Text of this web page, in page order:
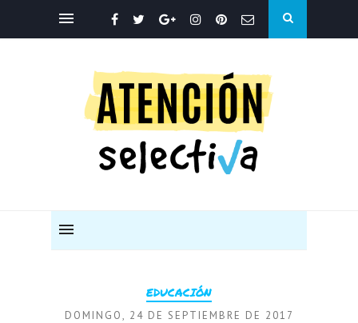
EDUCACIÓN
DOMINGO, 24 DE SEPTIEMBRE DE 2017